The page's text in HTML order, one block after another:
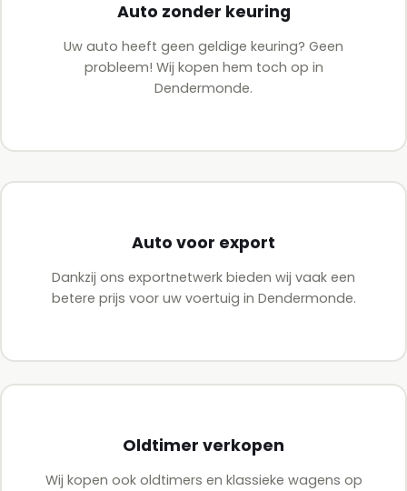
Auto zonder keuring
Uw auto heeft geen geldige keuring? Geen
probleem! Wij kopen hem toch op in
Dendermonde.
Auto voor export
Dankzij ons exportnetwerk bieden wij vaak een
betere prijs voor uw voertuig in Dendermonde.
Oldtimer verkopen
Wij kopen ook oldtimers en klassieke wagens op